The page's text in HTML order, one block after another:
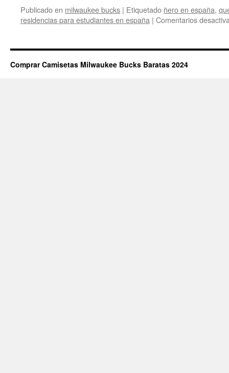
Publicado en milwaukee bucks | Etiquetado ñero en españa,
residencias para estudiantes en españa | Comentarios
Comprar Camisetas Milwaukee Bucks Baratas 2024